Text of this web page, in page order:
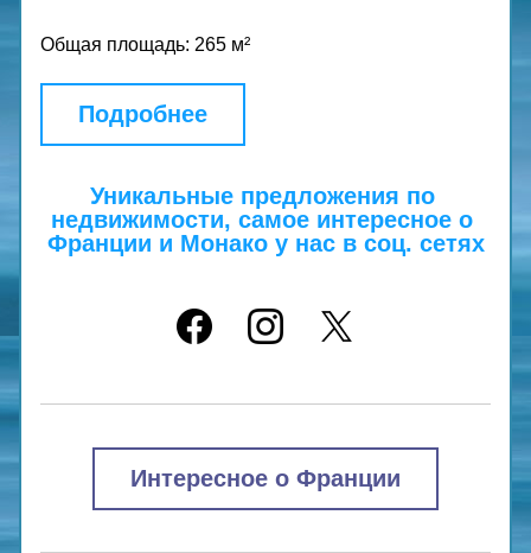
Общая площадь: 265 м²
Подробнее
Уникальные предложения по
недвижимости, самое интересное о
Франции и Монако у нас в соц. сетях
Интересное о Франции